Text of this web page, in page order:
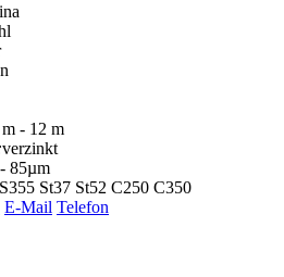
- 12 m
verzinkt
85µm
St37 St52 C250 C350
E-Mail Telefon